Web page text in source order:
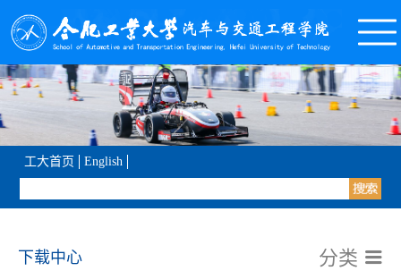
工大首页 English
下载中心 分类